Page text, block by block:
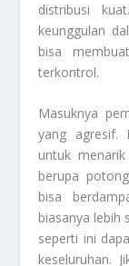
distribusi
keunggulan
bisa
terkontrol.
Masuknya
yang agresif.
untuk
berupa
bisa
biasanya lebih
seperti ini
keseluruhan.